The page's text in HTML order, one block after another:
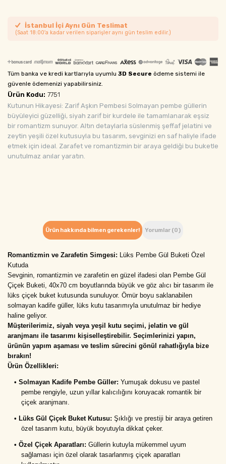
İstanbul İçi Aynı Gün Teslimat
(Saat 18:00'a kadar verilen siparişler aynı gün teslim edilir.)
Tüm banka ve kredi kartlarıyla uyumlu 3D Secure ödeme sistemi ile
güvenle ödemenizi yapabilirsiniz.
Ürün Kodu: 7751
Kutunun Hikayesi: Zarif Aşkın Pembesi Solmayan pembe güllerin
büyüleyici güzelliği, siyah zarif bir kurdele ile tamamlanarak eşsiz
bir romantizm sunuyor. Altın detaylarla süslenmiş şeffaf jelatini ve
zeytin yeşili özel kutusuyla bu tasarım, sevginizi en saf haliyle ifade
etmek için ideal. Zarafet ve romantizmin bir araya geldiği bu buketle
unutulmaz anılar yaratın.
Ürün hakkında bilmen gerekenler! Yorumlar (0)
Romantizmin ve Zarafetin Simgesi: Lüks Pembe Gül Buketi Özel
Kutuda
Sevginin, romantizmin ve zarafetin en güzel ifadesi olan Pembe Gül
Çiçek Buketi, 40x70 cm boyutlarında büyük ve göz alıcı bir tasarım ile
lüks çiçek buket kutusunda sunuluyor. Ömür boyu saklanabilen
solmayan kadife güller, lüks kutu tasarımıyla unutulmaz bir hediye
haline geliyor.
Müşterilerimiz, siyah veya yeşil kutu seçimi, jelatin ve gül
aranjmanı ile tasarımı kişiselleştirebilir. Seçimlerinizi yapın,
ürünün yapım aşaması ve teslim sürecini gönül rahatlığıyla bize
bırakın!
Ürün Özellikleri:
• Solmayan Kadife Pembe Güller: Yumuşak dokusu ve pastel
pembe rengiyle, uzun yıllar kalıcılığını koruyacak romantik bir
çiçek aranjmanı.
• Lüks Gül Çiçek Buket Kutusu: Şıklığı ve prestiji bir araya getiren
özel tasarım kutu, büyük boyutuyla dikkat çeker.
• Özel Çiçek Aparatları: Güllerin kutuyla mükemmel uyum
sağlaması için özel olarak tasarlanmış çiçek aparatları